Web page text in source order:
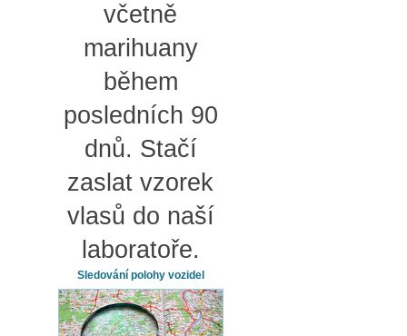
včetně
marihuany
během
posledních 90
dnů. Stačí
zaslat vzorek
vlasů do naší
laboratoře.
Sledování polohy vozidel